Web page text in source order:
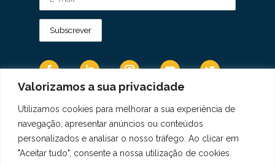
Valorizamos a sua privacidade
Utilizamos cookies para melhorar a sua experiência de
navegação, apresentar anúncios ou conteúdos
personalizados e analisar o nosso tráfego. Ao clicar em
"Aceitar tudo", consente a nossa utilização de cookies.
Os Dados Pessoais são tratados de acordo
com a Diretiva 95/46/CE do Regulamento
Geral sobre a Proteção de Dados.
Copyright © 2021 Real Colégio de Portugal.